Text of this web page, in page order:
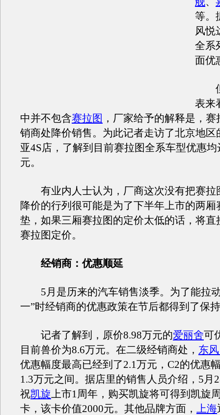
等。
风悦
全系
面优
但
表来
中并不包含赛拉图 ，厂家给予的解释是，
销商处降价销售。为此记者走访了北京地区
亚4S店，了解到目前赛拉图全系车型优惠均
元。
有业内人士认为，厂商这次没有把赛拉
降价的行列很可能是为了下半年上市的两厢
垫，如果三厢赛拉图的定价太低的话，将直
赛拉图定价。
经销商：优惠顺延
5月是历来的汽车销售淡季。为了能拉
一”时经销商的优惠政策在节后都得到了保
记者了解到，原价8.98万元的爱丽舍可
目前兽价为8.6万元。在二级经销商处， 东
优惠幅度最高已经到了2.1万元，C2的优惠
1.3万元之间。据店里的销售人员介绍，5月
祝凯旋上市1周年，购买凯旋将可得到凯旋
卡，该卡价值2000元。其他品牌方面， 上海